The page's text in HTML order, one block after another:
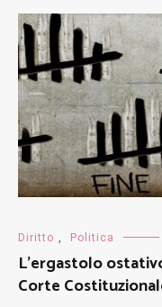
Diritto , Politica
L’ergastolo
Corte